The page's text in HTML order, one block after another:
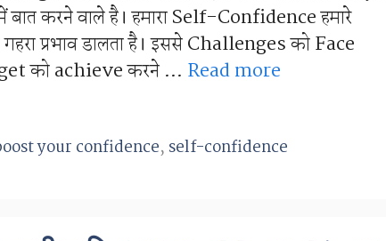
करने वाले है। हमारा Self-Confidence हमारे
प्रभाव डालता है। इससे Challenges को Face
को achieve करने … Read more
your confidence, self-confidence